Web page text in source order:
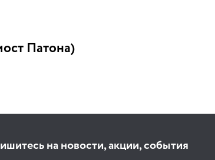
Патона)
на новости, акции, события